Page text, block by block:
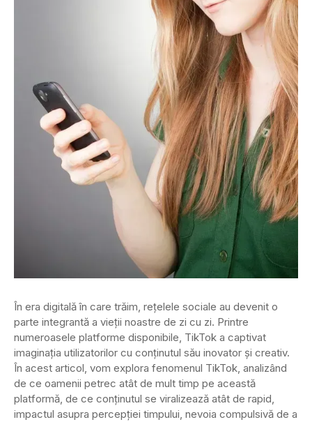
În era digitală în care trăim, rețelele sociale au devenit o
parte integrantă a vieții noastre de zi cu zi. Printre
numeroasele platforme disponibile, TikTok a captivat
imaginația utilizatorilor cu conținutul său inovator și creativ.
În acest articol, vom explora fenomenul TikTok, analizând
de ce oamenii petrec atât de mult timp pe această
platformă, de ce conținutul se viralizează atât de rapid,
impactul asupra percepției timpului, nevoia compulsivă de a